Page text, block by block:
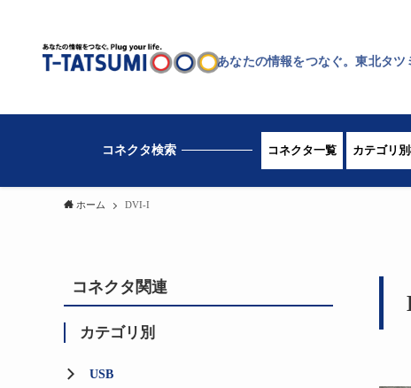
あなたの情報をつなぐ。東北タツ
コネクタ一覧 カテゴリ
ホーム DVI-I
コネクタ関連
カテゴリ別
USB